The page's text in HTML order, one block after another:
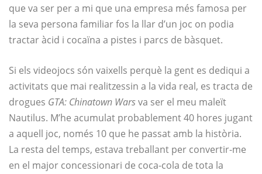
que va ser per a mi que una empresa més famosa per
la seva persona familiar fos la llar d’un joc on podia
tractar àcid i cocaïna a pistes i parcs de bàsquet.
Si els videojocs són vaixells perquè la gent es dediqui a
activitats que mai realitzessin a la vida real, es tracta de
drogues GTA: Chinatown Warsva ser el meu maleït
Nautilus. M’he acumulat probablement 40 hores jugant
a aquell joc, només 10 que he passat amb la història.
La resta del temps, estava treballant per convertir-me
en el major concessionari de coca-cola de tota la